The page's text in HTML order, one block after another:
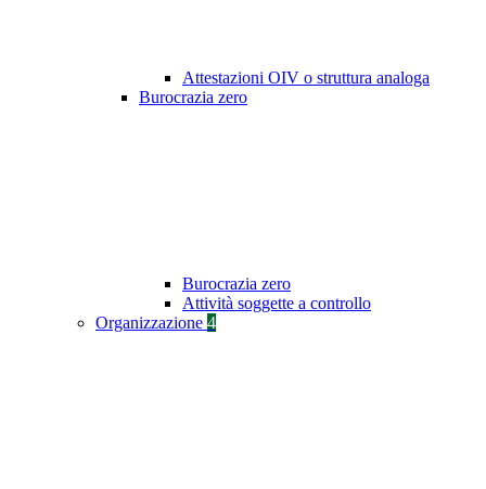
Attestazioni OIV o struttura analoga
Burocrazia zero
Burocrazia zero
Attività soggette a controllo
Organizzazione 4